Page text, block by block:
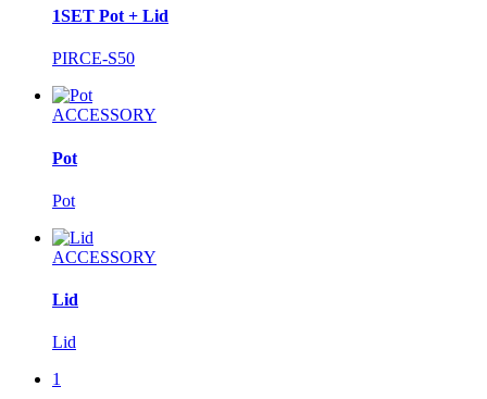
1SET Pot + Lid
PIRCE-S50
ACCESSORY
Pot
Pot
ACCESSORY
Lid
Lid
1